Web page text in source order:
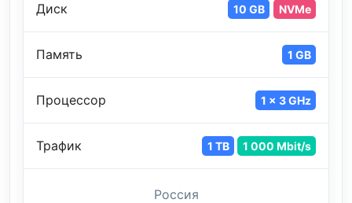
Диск 10 GB NVMe
Память 1 GB
Процессор 1 x 3 GHz
Трафик 1 TB 1 000 Mbit/s
Россия